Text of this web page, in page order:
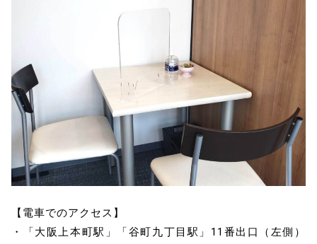
【電車でのアクセス】
・「大阪上本町駅」「谷町九丁目駅」11番出口（左側）